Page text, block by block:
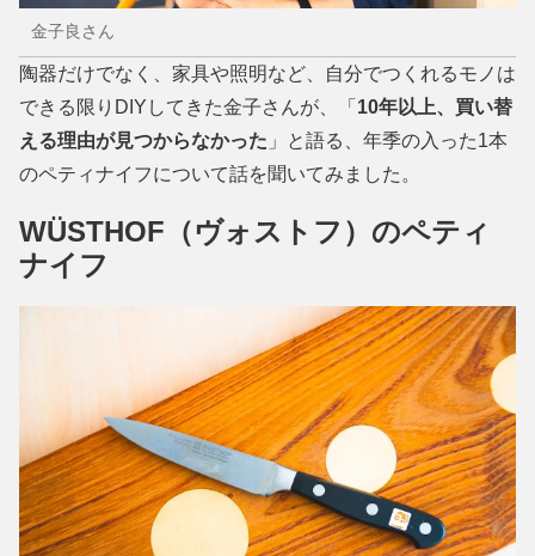
金子良さん
陶器だけでなく、家具や照明など、自分でつくれるモノは
できる限りDIYしてきた金子さんが、「 10年以上、買い替
える理由が見つからなかった 」と語る、年季の入った1本
のペティナイフについて話を聞いてみました。
WÜSTHOF（ヴォストフ）のペティ
ナイフ